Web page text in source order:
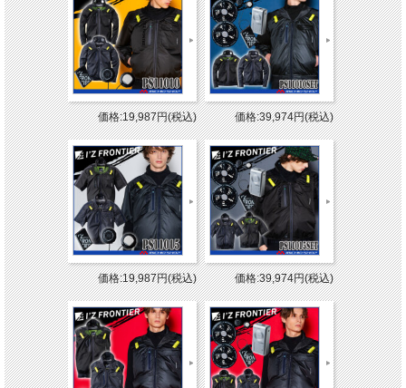
価格:19,987円(税込) 価格:39,974円(税込)
価格:19,987円(税込) 価格:39,974円(税込)